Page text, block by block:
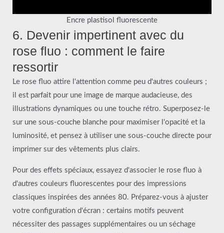
Encre plastisol fluorescente
6. Devenir impertinent avec du
rose fluo : comment le faire
ressortir
Le rose fluo attire l'attention comme peu d'autres couleurs ;
il est parfait pour une image de marque audacieuse, des
illustrations dynamiques ou une touche rétro. Superposez-le
sur une sous-couche blanche pour maximiser l'opacité et la
luminosité, et pensez à utiliser une sous-couche directe pour
imprimer sur des vêtements plus clairs.
Pour des effets spéciaux, essayez d'associer le rose fluo à
d'autres couleurs fluorescentes pour des impressions
classiques inspirées des années 80. Préparez-vous à ajuster
votre configuration d'écran : certains motifs peuvent
nécessiter des passages supplémentaires ou un séchage